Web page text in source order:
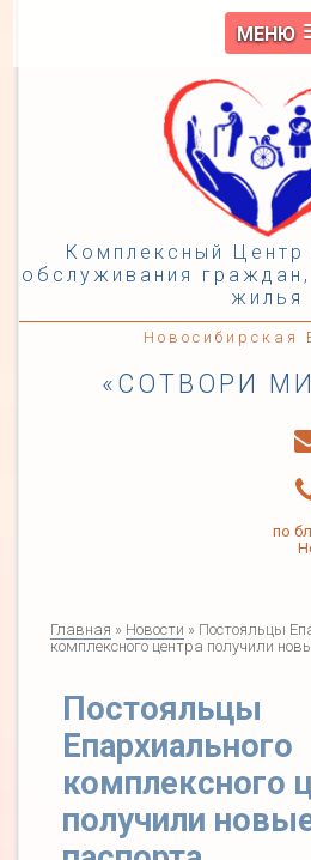
МЕНЮ
Комплексный Центр
обслуживания
жилья
Новосибирская
«СОТВОРИ
по
Главная » Новости » Постояльцы
комплексного центра получили
Постояльцы
Епархиального
комплексного
получили